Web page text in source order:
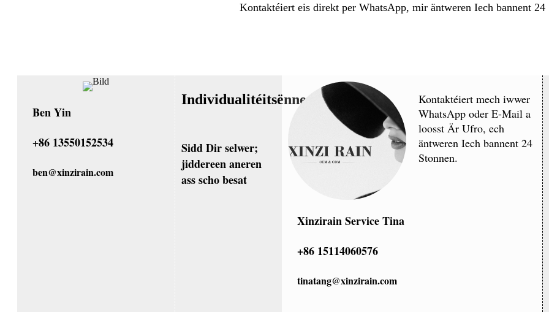
Kontaktéiert eis direkt per WhatsApp, mir äntweren Iech bannent 24
Ben Yin
+86 13550152534
ben@xinzirain.com
Individualitéitsënnerschrëft
Sidd Dir selwer;
jiddereen aneren
ass scho besat
Xinzirain Service Tina
+86 15114060576
tinatang@xinzirain.com
Kontaktéiert mech iwwer
WhatsApp oder E-Mail a
loosst Är Ufro, ech
äntweren Iech bannent 24
Stonnen.